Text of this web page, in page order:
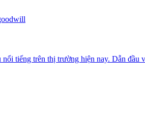
tiếng trên thị trường hiện nay. Dẫn đầu